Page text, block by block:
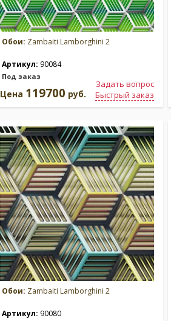
Обои: Zambaiti Lamborghini 2
Артикул: 90084
Под заказ
Задать вопрос
Быстрый заказ
Цена 119700 руб.
Обои: Zambaiti Lamborghini 2
Артикул: 90080